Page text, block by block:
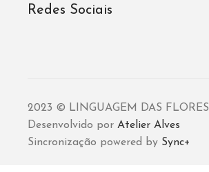
Redes Sociais
2023 © LINGUAGEM DAS FLORES
Desenvolvido por Atelier Alves
Sincronização powered by Sync+